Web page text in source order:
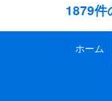
1879件
ホーム